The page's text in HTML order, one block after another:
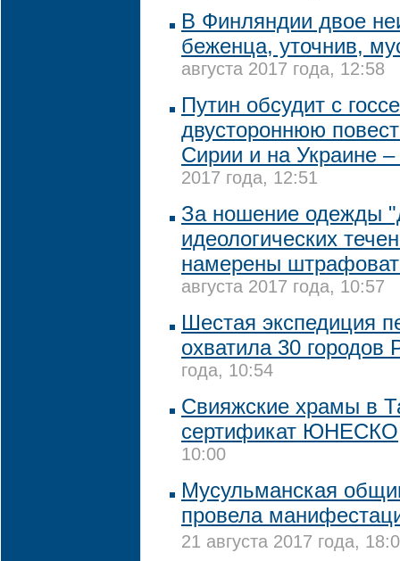
В Финляндии двое
беженца, уточнив,
августа 2017 года, 12:58
Путин обсудит с
двустороннюю
Сирии и на Украине
2017 года, 12:51
За ношение одежды
идеологических
намерены
августа 2017 года, 10:57
Шестая экспедиция
охватила 30 городов
года, 10:54
Свияжские храмы в
сертификат ЮНЕСКО
10:00
Мусульманская
провела
21 августа 2017 года,